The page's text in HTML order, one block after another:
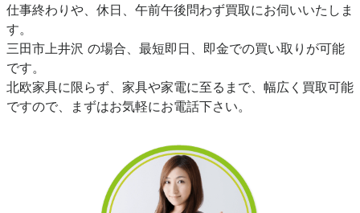
仕事終わりや、休日、午前午後問わず買取にお伺いいたしま
す。
三田市上井沢 の場合、最短即日、即金での買い取りが可能
です。
北欧家具に限らず、家具や家電に至るまで、幅広く買取可能
ですので、まずはお気軽にお電話下さい。